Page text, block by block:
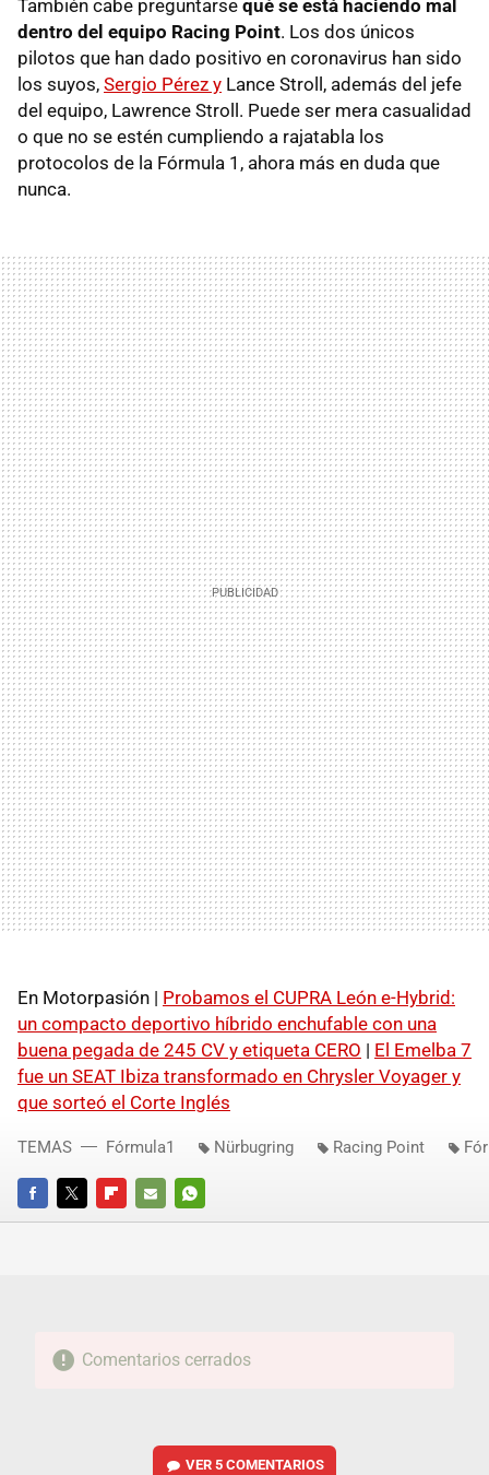
También cabe preguntarse qué se está haciendo mal
dentro del equipo Racing Point. Los dos únicos
pilotos que han dado positivo en coronavirus han sido
los suyos, Sergio Pérez y Lance Stroll, además del jefe
del equipo, Lawrence Stroll. Puede ser mera casualidad
o que no se estén cumpliendo a rajatabla los
protocolos de la Fórmula 1, ahora más en duda que
nunca.
En Motorpasión | Probamos el CUPRA León e-Hybrid:
un compacto deportivo híbrido enchufable con una
buena pegada de 245 CV y etiqueta CERO | El Emelba 7
fue un SEAT Ibiza transformado en Chrysler Voyager y
que sorteó el Corte Inglés
FACEBOOKTWITTERFLIPBOARD
E-
WHATSAPP
TEMAS Fórmula1 Nürbugring Racing Point
Comentarios cerrados
VER5 COMENTARIOS